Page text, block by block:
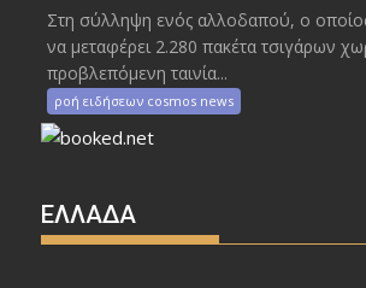
Στη σύλληψη ενός αλλοδαπού, ο
να μεταφέρει 2.280 πακέτα τσιγάρων
προβλεπόμενη ταινία...
ροή ειδήσεων cosmos news
ΕΛΛΑΔΑ